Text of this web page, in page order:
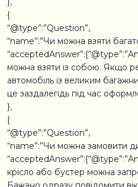
{
“@type”:”Question”,
“name”:”Чи можна взяти
можна взяти із собою. Якщо
автомобіль із великим
це заздалегідь під час
},
{
“@type”:”Question”,
“name”:”Чи можна замовити
крісло або бустер можна